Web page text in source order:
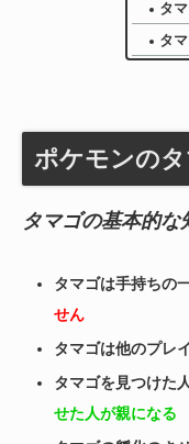
タ
タ
ポケモンの
タマゴの基本的な
タマゴは手持ちの
せん
タマゴは他のプレ
タマゴを見つけた
せた人が親になる